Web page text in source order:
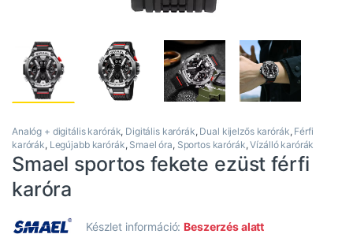
Analóg + digitális karórák, Digitális karórák, Dual kijelzős karórák, Férfi
karórák, Legújabb karórák, Smael óra, Sportos karórák,Vízálló karórák
Smael sportos fekete ezüst férfi
karóra
Készlet információ:Beszerzés alatt